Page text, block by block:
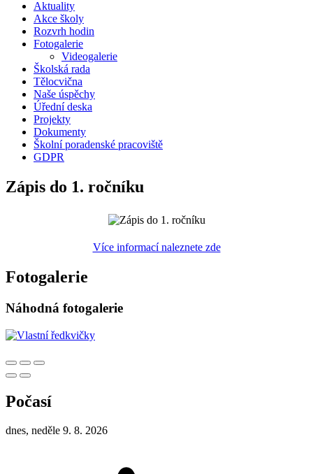
Aktuality
Akce školy
Rozvrh hodin
Fotogalerie
Videogalerie
Školská rada
Tělocvična
Naše úspěchy
Úřední deska
Projekty
Dokumenty
Školní poradenské pracoviště
GDPR
Zápis do 1. ročníku
Více informací naleznete zde
Fotogalerie
Náhodná fotogalerie
Počasí
dnes, neděle 9. 8. 2026